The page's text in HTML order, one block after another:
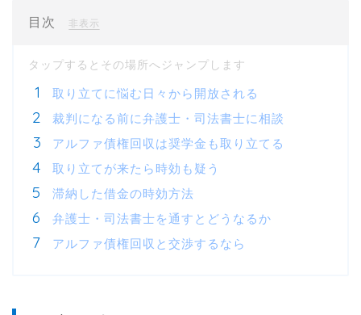
目次 非表示
取り立てに悩む日々から開放される
裁判になる前に弁護士・司法書士に相談
アルファ債権回収は奨学金も取り立てる
取り立てが来たら時効も疑う
滞納した借金の時効方法
弁護士・司法書士を通すとどうなるか
アルファ債権回収と交渉するなら